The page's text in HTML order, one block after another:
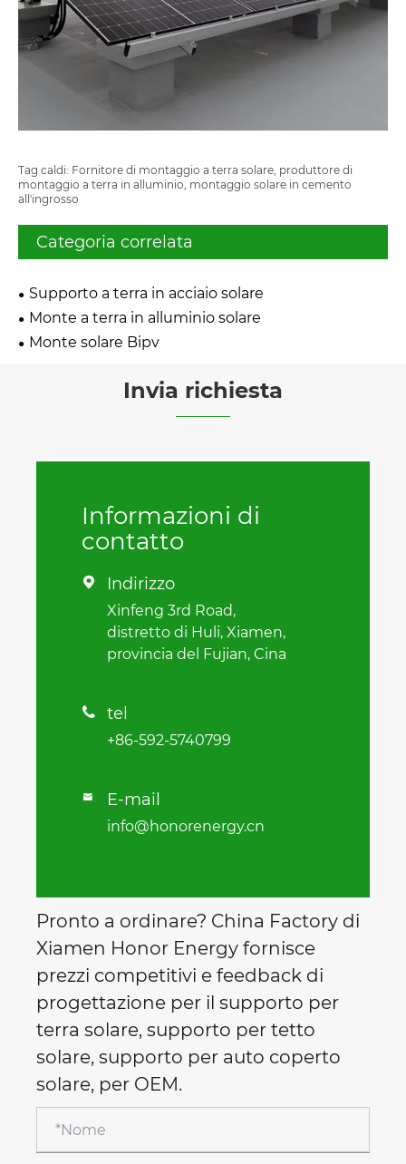
Tag caldi: Fornitore di montaggio a terra solare, produttore di
montaggio a terra in alluminio, montaggio solare in cemento
all'ingrosso
Categoria correlata
Supporto a terra in acciaio solare
Monte a terra in alluminio solare
Monte solare Bipv
Invia richiesta
Informazioni di
contatto
 Indirizzo
Xinfeng 3rd Road,
distretto di Huli, Xiamen,
provincia del Fujian, Cina
 tel
+86-592-5740799
 E-mail
info@honorenergy.cn
Pronto a ordinare? China Factory di
Xiamen Honor Energy fornisce
prezzi competitivi e feedback di
progettazione per il supporto per
terra solare, supporto per tetto
solare, supporto per auto coperto
solare, per OEM.